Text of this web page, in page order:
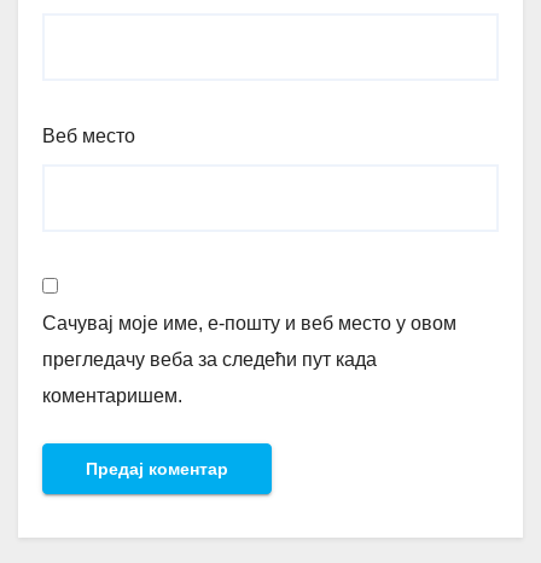
Веб место
Сачувај моје име, е-пошту и веб место у овом
прегледачу веба за следећи пут када
коментаришем.